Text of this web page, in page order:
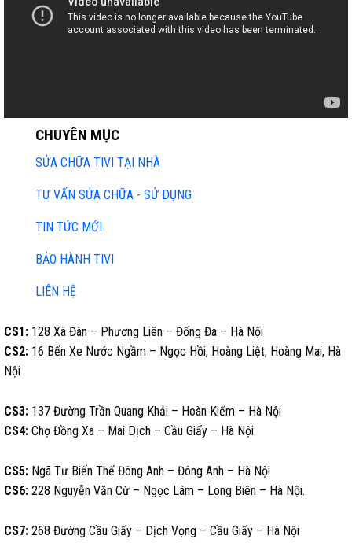
CHUYÊN MỤC
SỬA CHỮA TIVI TẠI NHÀ
TƯ VẤN SỬA CHỮA - SỬ DỤNG
TIN TỨC MỚI
BẢO HÀNH TIVI
LIÊN HỆ
CS1: 128 Xã Đàn – Phương Liên – Đống Đa – Hà Nội
CS2: 16 Bến Xe Nước Ngầm – Ngọc Hồi, Hoàng Liệt, Hoàng Mai, Hà
Nội
CS3: 137 Đường Trần Quang Khải – Hoàn Kiếm – Hà Nội
CS4: Chợ Đồng Xa – Mai Dịch – Cầu Giấy – Hà Nội
CS5: Ngã Tư Biến Thế Đông Anh – Đông Anh – Hà Nội
CS6: 228 Nguyễn Văn Cừ – Ngọc Lâm – Long Biên – Hà Nội.
CS7: 268 Đường Cầu Giấy – Dịch Vọng – Cầu Giấy – Hà Nội